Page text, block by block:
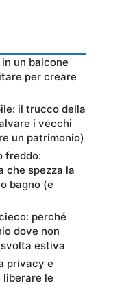
un balcone
per creare
il trucco della
i vecchi
un patrimonio)
freddo:
che spezza la
bagno (e
perché
dove non
estiva
privacy e
le